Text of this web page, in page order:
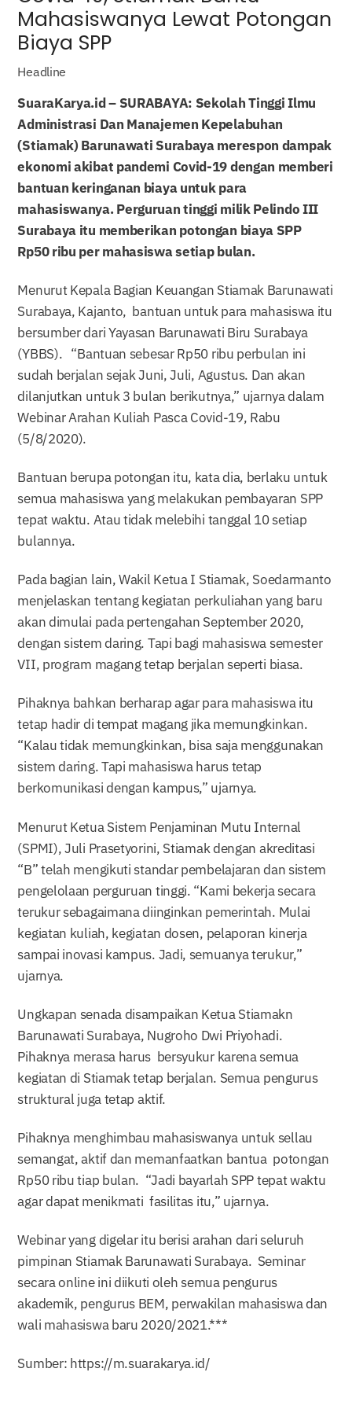
Mahasiswanya Lewat Potongan
Biaya SPP
Headline
SuaraKarya.id – SURABAYA: Sekolah Tinggi Ilmu
Administrasi Dan Manajemen Kepelabuhan
(Stiamak) Barunawati Surabaya merespon dampak
ekonomi akibat pandemi Covid-19 dengan memberi
bantuan keringanan biaya untuk para
mahasiswanya. Perguruan tinggi milik Pelindo III
Surabaya itu memberikan potongan biaya SPP
Rp50 ribu per mahasiswa setiap bulan.
Menurut Kepala Bagian Keuangan Stiamak Barunawati
Surabaya, Kajanto, bantuan untuk para mahasiswa itu
bersumber dari Yayasan Barunawati Biru Surabaya
(YBBS). “Bantuan sebesar Rp50 ribu perbulan ini
sudah berjalan sejak Juni, Juli, Agustus. Dan akan
dilanjutkan untuk 3 bulan berikutnya,” ujarnya dalam
Webinar Arahan Kuliah Pasca Covid-19, Rabu
(5/8/2020).
Bantuan berupa potongan itu, kata dia, berlaku untuk
semua mahasiswa yang melakukan pembayaran SPP
tepat waktu. Atau tidak melebihi tanggal 10 setiap
bulannya.
Pada bagian lain, Wakil Ketua I Stiamak, Soedarmanto
menjelaskan tentang kegiatan perkuliahan yang baru
akan dimulai pada pertengahan September 2020,
dengan sistem daring. Tapi bagi mahasiswa semester
VII, program magang tetap berjalan seperti biasa.
Pihaknya bahkan berharap agar para mahasiswa itu
tetap hadir di tempat magang jika memungkinkan.
“Kalau tidak memungkinkan, bisa saja menggunakan
sistem daring. Tapi mahasiswa harus tetap
berkomunikasi dengan kampus,” ujarnya.
Menurut Ketua Sistem Penjaminan Mutu Internal
(SPMI), Juli Prasetyorini, Stiamak dengan akreditasi
“B” telah mengikuti standar pembelajaran dan sistem
pengelolaan perguruan tinggi. “Kami bekerja secara
terukur sebagaimana diinginkan pemerintah. Mulai
kegiatan kuliah, kegiatan dosen, pelaporan kinerja
sampai inovasi kampus. Jadi, semuanya terukur,”
ujarnya.
Ungkapan senada disampaikan Ketua Stiamakn
Barunawati Surabaya, Nugroho Dwi Priyohadi.
Pihaknya merasa harus bersyukur karena semua
kegiatan di Stiamak tetap berjalan. Semua pengurus
struktural juga tetap aktif.
Pihaknya menghimbau mahasiswanya untuk sellau
semangat, aktif dan memanfaatkan bantua potongan
Rp50 ribu tiap bulan. “Jadi bayarlah SPP tepat waktu
agar dapat menikmati fasilitas itu,” ujarnya.
Webinar yang digelar itu berisi arahan dari seluruh
pimpinan Stiamak Barunawati Surabaya. Seminar
secara online ini diikuti oleh semua pengurus
akademik, pengurus BEM, perwakilan mahasiswa dan
wali mahasiswa baru 2020/2021.***
Sumber: https://m.suarakarya.id/